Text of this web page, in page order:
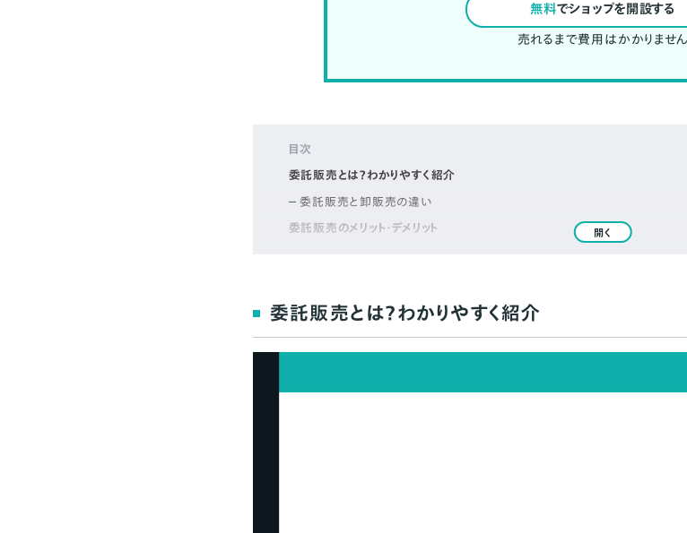
無料でショップを開設する
売れるまで費用はかかりません
目次
委託販売とは？わかりやすく紹介
委託販売と卸販売の違い
委託販売のメリット・デメリット
委託販売の手数料はどれくらい？
実店舗への委託販売の場合
開く
委託販売とは？わかりやすく紹介